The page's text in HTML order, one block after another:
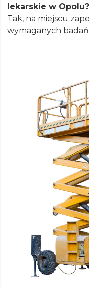
lekarskie w Opolu?
Tak, na miejscu
wymaganych